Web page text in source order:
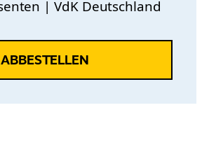
Interessenten | VdK Deutschland
ABBESTELLEN